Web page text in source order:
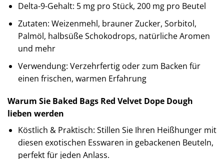
Delta-9-Gehalt: 5 mg pro Stück, 200 mg pro Beutel
Zutaten: Weizenmehl, brauner Zucker, Sorbitol,
Palmöl, halbsüße Schokodrops, natürliche Aromen
und mehr
Verwendung: Verzehrfertig oder zum Backen für
einen frischen, warmen Erfahrung
Warum Sie Baked Bags Red Velvet Dope Dough
lieben werden
Köstlich & Praktisch: Stillen Sie Ihren Heißhunger mit
diesen exotischen Esswaren in gebackenen Beuteln,
perfekt für jeden Anlass.